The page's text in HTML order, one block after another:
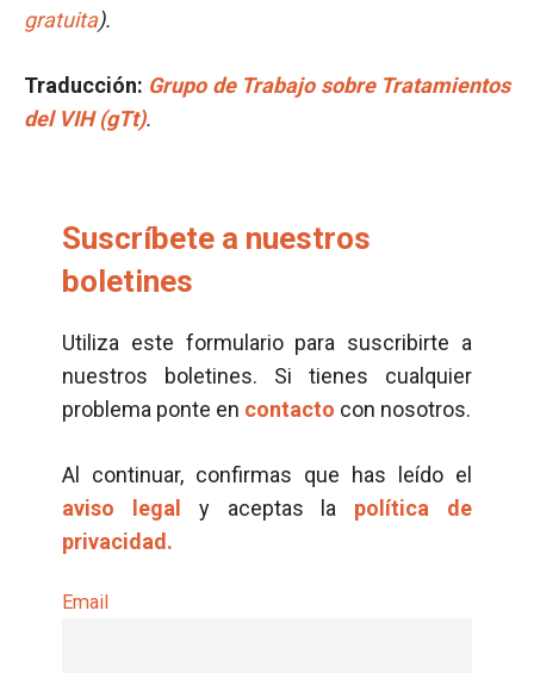
gratuita).
Traducción: Grupo de Trabajo sobre Tratamientos
del VIH (gTt).
Suscríbete a nuestros
boletines
Utiliza este formulario para suscribirte a
nuestros boletines. Si tienes cualquier
problema ponte en contacto con nosotros.
Al continuar, confirmas que has leído el
aviso legal
y aceptas la política de
privacidad.
Email